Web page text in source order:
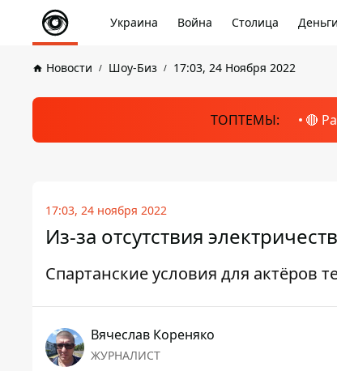
Украина Война Столица Деньги
Новости Шоу-Биз 17:03, 24 Ноября 2022
ТОПТЕМЫ: 🔴
17:03, 24 ноября 2022
Из-за отсутствия
Спартанские условия для актёров
Вячеслав Кореняко
ЖУРНАЛИСТ